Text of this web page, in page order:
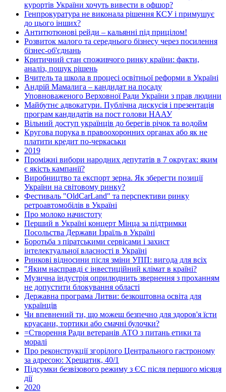
курортів України хочуть вивести в офшор?
Генпрокуратура не виконала рішення КСУ і примушує
до цього інших?
Антитютюнові рейди – кальянні під прицілом!
Розвиток малого та середнього бізнесу через посилення
бізнес-об'єднань
Критичний стан споживчого ринку країни: факти,
аналіз, пошук рішень
Вчитель та школа в процесі освітньої реформи в Україні
Андрій Мамалига – кандидат на посаду
Уповноваженого Верховної Ради України з прав людини
Майбутнє адвокатури. Публічна дискусія і презентація
програм кандидатів на пост голови НААУ
Вільний доступ українців до берегів річок та водойм
Кругова порука в правоохоронних органах або як не
платити кредит по-черкаськи
2019
Проміжні вибори народних депутатів в 7 округах: яким
є якість кампанії?
Виробництво та експорт зерна. Як зберегти позиції
України на світовому ринку?
Фестиваль "OldCarLand" та перспективи ринку
ретроавтомобілів в Україні
Про молоко начистоту
Перший в Україні концерт Мінца за підтримки
Посольства Держави Ізраїль в Україні
Боротьба з піратськими сервісами і захист
інтелектуальної власності в Україні
Ринкові відносини після зміни УПП: вигода для всіх
"Яким насправді є інвестиційний клімат в країні?
Музична індустрія оприлюднить звернення з проханням
не допустити блокування області
Державна програма Литви: безкоштовна освіта для
українців
Чи впевнений ти, що можеш безпечно для здоров'я їсти
круасани, тортики або смачні булочки?
=Створення Ради ветеранів АТО з питань етики та
моралі
Про реконструкції згорілого Центрального гастроному
за адресою: Хрещатик, 40/1
Підсумки безвізового режиму з ЄС після першого місяця
дії
2020